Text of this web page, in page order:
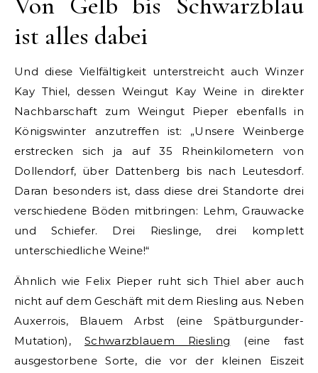
ist alles dabei
Und diese Vielfältigkeit unterstreicht auch Winzer
Kay Thiel, dessen Weingut Kay Weine in direkter
Nachbarschaft zum Weingut Pieper ebenfalls in
Königswinter anzutreffen ist: „Unsere Weinberge
erstrecken sich ja auf 35 Rheinkilometern von
Dollendorf, über Dattenberg bis nach Leutesdorf.
Daran besonders ist, dass diese drei Standorte drei
verschiedene Böden mitbringen: Lehm, Grauwacke
und Schiefer. Drei Rieslinge, drei komplett
unterschiedliche Weine!“
Ähnlich wie Felix Pieper ruht sich Thiel aber auch
nicht auf dem Geschäft mit dem Riesling aus. Neben
Auxerrois, Blauem Arbst (eine Spätburgunder-
Mutation), Schwarzblauem Riesling (eine fast
ausgestorbene Sorte, die vor der kleinen Eiszeit